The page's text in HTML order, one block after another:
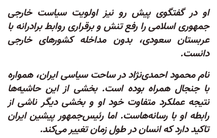
او در گفتگوی پیش رو نیز اولویت سیاست خارجی
جمهوری اسلامی را رفع تنش و برقراری روابط برادرانه با
عربستان سعودی، بدون مداخله کشورهای خارجی
دانست.
نام محمود احمدی‌نژاد در ساحت سیاسی ایران، همواره
با جنجال همراه بوده است. بخشی از این حاشیه‌ها
نتیجه عملکرد متفاوت خود او و بخشی دیگر ناشی از
رابطه او با رسانه‌هاست. اما رئیس‌جمهور پیشین ایران
تاکید دارد که انسان‌ در طول زمان تغییر می‌کند.